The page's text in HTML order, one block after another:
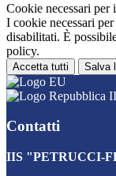
Cookie necessari per
I cookie necessari
disabilitati. È
policy.
Accetta tutti Salva
Contatti
IIS "PETRUCCI-